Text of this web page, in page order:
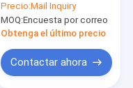
33kW Capacidad de
refrigeración RS-485
Función R-410a
Precio:Mail Inquiry
MOQ:Encuesta por correo
Obtenga el último precio
Contactar ahora